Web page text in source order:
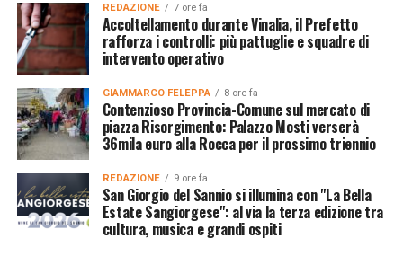
REDAZIONE 7 ore fa
Accoltellamento durante Vinalia, il Prefetto
rafforza i controlli: più pattuglie e squadre di
intervento operativo
GIAMMARCO FELEPPA 8 ore fa
Contenzioso Provincia-Comune sul mercato di
piazza Risorgimento: Palazzo Mosti verserà
36mila euro alla Rocca per il prossimo triennio
REDAZIONE 9 ore fa
San Giorgio del Sannio si illumina con "La Bella
Estate Sangiorgese": al via la terza edizione tra
cultura, musica e grandi ospiti